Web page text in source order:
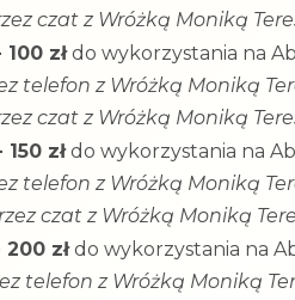
czat z Wróżką Moniką
złdo wykorzystania na
telefon z Wróżką Moniką
czat z Wróżką Moniką
złdo wykorzystania na
telefon z Wróżką Moniką
czat z Wróżką Moniką
złdo wykorzystania na
telefon z Wróżką Moniką